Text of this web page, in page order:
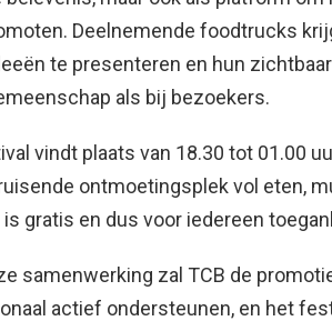
Deelnemende foodtrucks
te presenteren en hun
als bij bezoekers.
vindt plaats van 18.30 tot 01.00
ontmoetingsplek vol eten,
gratis en dus voor iedereen
samenwerking zal TCB de
actief ondersteunen, en het